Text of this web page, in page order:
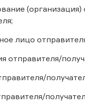
(организация)
лицо
отправителя/